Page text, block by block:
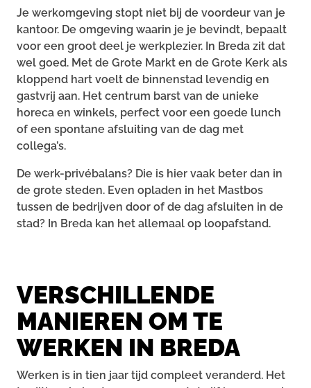
Je werkomgeving stopt niet bij de voordeur van je
kantoor. De omgeving waarin je je bevindt, bepaalt
voor een groot deel je werkplezier. In Breda zit dat
wel goed. Met de Grote Markt en de Grote Kerk als
kloppend hart voelt de binnenstad levendig en
gastvrij aan. Het centrum barst van de unieke
horeca en winkels, perfect voor een goede lunch
of een spontane afsluiting van de dag met
collega’s.
De werk-privébalans? Die is hier vaak beter dan in
de grote steden. Even opladen in het Mastbos
tussen de bedrijven door of de dag afsluiten in de
stad? In Breda kan het allemaal op loopafstand.
VERSCHILLENDE
MANIEREN OM TE
WERKEN IN BREDA
Werken is in tien jaar tijd compleet veranderd. Het